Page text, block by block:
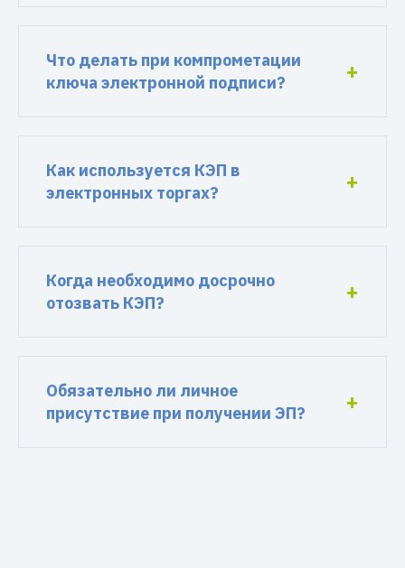
Что делать при компрометации
ключа электронной подписи?
Как используется КЭП в
электронных торгах?
Когда необходимо досрочно
отозвать КЭП?
Обязательно ли личное
присутствие при получении ЭП?